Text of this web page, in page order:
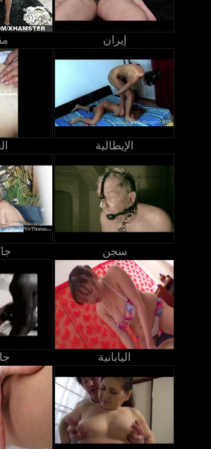
إيران
الإيطالية
سجن
اليابانية